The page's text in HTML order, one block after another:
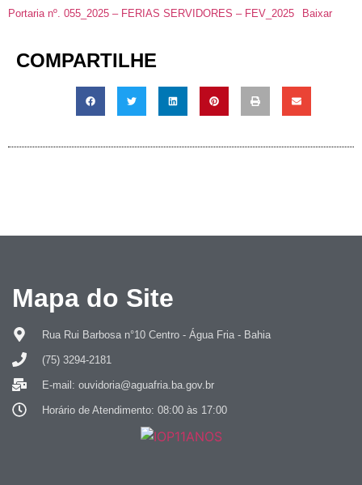
Portaria nº. 055_2025 – FERIAS SERVIDORES – FEV_2025 Baixar
COMPARTILHE
Mapa do Site
Rua Rui Barbosa n°10 Centro - Água Fria - Bahia
(75) 3294-2181
E-mail: ouvidoria@aguafria.ba.gov.br
Horário de Atendimento: 08:00 às 17:00